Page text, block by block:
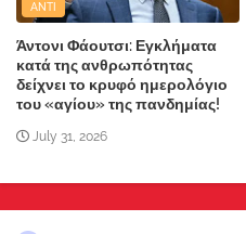
ANTI
Άντονι Φάουτσι: Εγκλήματα
κατά της ανθρωπότητας
δείχνει το κρυφό ημερολόγιο
του «αγίου» της πανδημίας!
July 31, 2026